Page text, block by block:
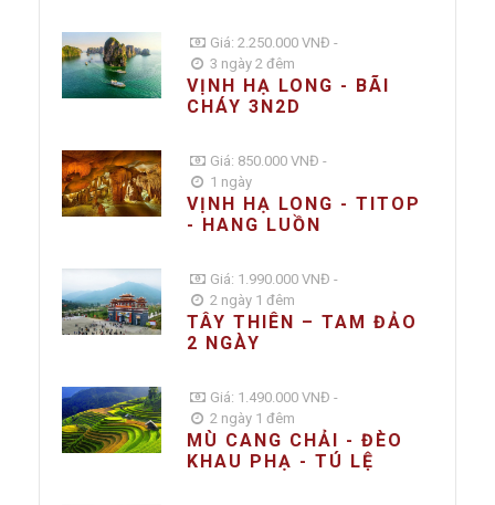
Giá: 2.250.000 VNĐ -
3 ngày 2 đêm
VỊNH HẠ LONG - BÃI
CHÁY 3N2D
Giá: 850.000 VNĐ -
1 ngày
VỊNH HẠ LONG - TITOP
- HANG LUỒN
Giá: 1.990.000 VNĐ -
2 ngày 1 đêm
TÂY THIÊN – TAM ĐẢO
2 NGÀY
Giá: 1.490.000 VNĐ -
2 ngày 1 đêm
MÙ CANG CHẢI - ĐÈO
KHAU PHẠ - TÚ LỆ